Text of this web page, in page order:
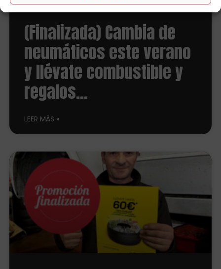
(Finalizada) Cambia de
neumáticos este verano
y llévate combustible y
regalos…
LEER MÁS